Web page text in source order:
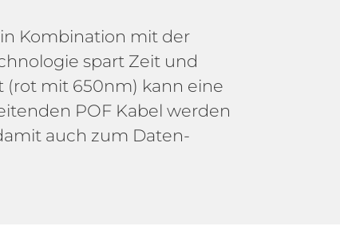
Kombination mit der
spart Zeit und
(rot mit 650nm) kann eine
POF Kabel werden
auch zum Daten-